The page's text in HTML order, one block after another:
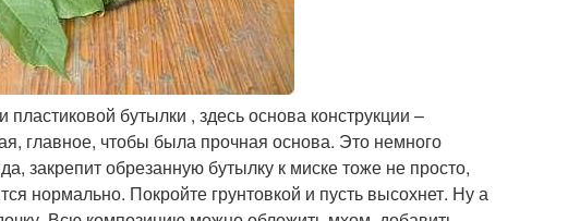
бутылки , здесь основа конструкции –
главное, чтобы была прочная основа. Это немного
закрепит обрезанную бутылку к миске тоже не просто,
нормально. Покройте грунтовкой и пусть высохнет. Ну а